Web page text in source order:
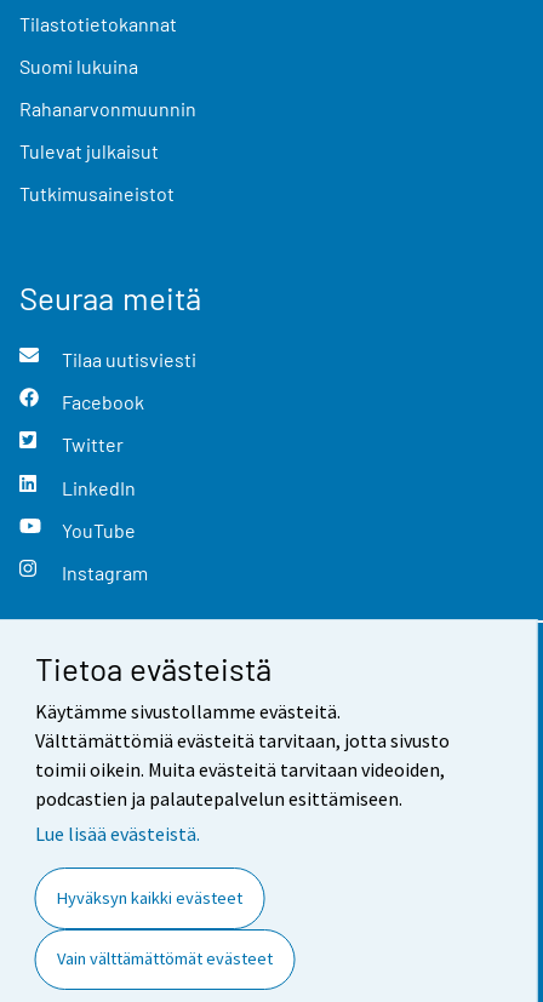
Tietoa evästeistä
Käytämme sivustollamme evästeitä.
Välttämättömiä evästeitä tarvitaan, jotta sivusto
toimii oikein. Muita evästeitä tarvitaan videoiden,
podcastien ja palautepalvelun esittämiseen.
Lue lisää evästeistä.
Hyväksyn kaikki evästeet
Vain välttämättömät evästeet
Tilastotietokannat
Suomi lukuina
Rahanarvonmuunnin
Tulevat julkaisut
Tutkimusaineistot
Seuraa meitä
Tilaa uutisviesti
Facebook
Twitter
LinkedIn
YouTube
Instagram
Yhteystiedot
Palaute
Käyttöehdot
Saavutettavuus
Tietoa sivustosta
Evästeasetukset